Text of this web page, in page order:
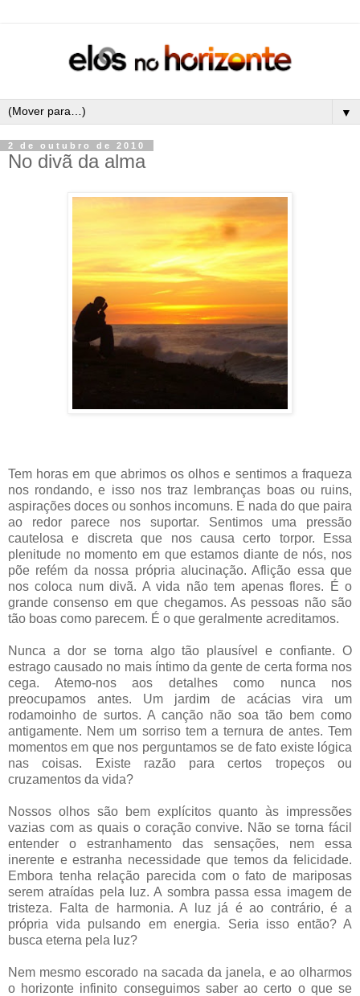
▼
2 de outubro de 2010
No divã da alma
Tem horas em que abrimos os olhos e sentimos a fraqueza
nos rondando, e isso nos traz lembranças boas ou ruins,
aspirações doces ou sonhos incomuns. E nada do que paira
ao redor parece nos suportar. Sentimos uma pressão
cautelosa e discreta que nos causa certo torpor. Essa
plenitude no momento em que estamos diante de nós, nos
põe refém da nossa própria alucinação. Aflição essa que
nos coloca num divã. A vida não tem apenas flores. É o
grande consenso em que chegamos. As pessoas não são
tão boas como parecem. É o que geralmente acreditamos.
Nunca a dor se torna algo tão plausível e confiante. O
estrago causado no mais íntimo da gente de certa forma nos
cega. Atemo-nos aos detalhes como nunca nos
preocupamos antes. Um jardim de acácias vira um
rodamoinho de surtos. A canção não soa tão bem como
antigamente. Nem um sorriso tem a ternura de antes. Tem
momentos em que nos perguntamos se de fato existe lógica
nas coisas. Existe razão para certos tropeços ou
cruzamentos da vida?
Nossos olhos são bem explícitos quanto às impressões
vazias com as quais o coração convive. Não se torna fácil
entender o estranhamento das sensações, nem essa
inerente e estranha necessidade que temos da felicidade.
Embora tenha relação parecida com o fato de mariposas
serem atraídas pela luz. A sombra passa essa imagem de
tristeza. Falta de harmonia. A luz já é ao contrário, é a
própria vida pulsando em energia. Seria isso então? A
busca eterna pela luz?
Nem mesmo escorado na sacada da janela, e ao olharmos
o horizonte infinito conseguimos saber ao certo o que se